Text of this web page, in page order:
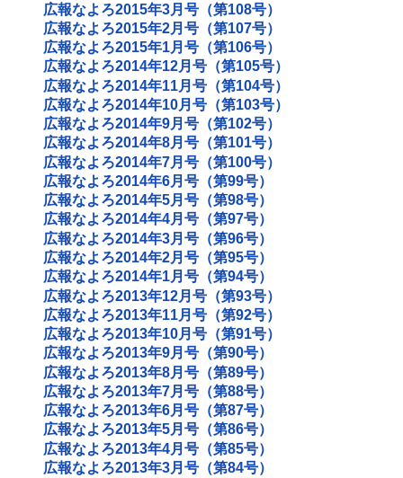
広報なよろ2015年3月号（第108号）
広報なよろ2015年2月号（第107号）
広報なよろ2015年1月号（第106号）
広報なよろ2014年12月号（第105号）
広報なよろ2014年11月号（第104号）
広報なよろ2014年10月号（第103号）
広報なよろ2014年9月号（第102号）
広報なよろ2014年8月号（第101号）
広報なよろ2014年7月号（第100号）
広報なよろ2014年6月号（第99号）
広報なよろ2014年5月号（第98号）
広報なよろ2014年4月号（第97号）
広報なよろ2014年3月号（第96号）
広報なよろ2014年2月号（第95号）
広報なよろ2014年1月号（第94号）
広報なよろ2013年12月号（第93号）
広報なよろ2013年11月号（第92号）
広報なよろ2013年10月号（第91号）
広報なよろ2013年9月号（第90号）
広報なよろ2013年8月号（第89号）
広報なよろ2013年7月号（第88号）
広報なよろ2013年6月号（第87号）
広報なよろ2013年5月号（第86号）
広報なよろ2013年4月号（第85号）
広報なよろ2013年3月号（第84号）